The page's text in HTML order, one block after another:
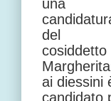
una
del
cosiddetto
ai diessini
candidato